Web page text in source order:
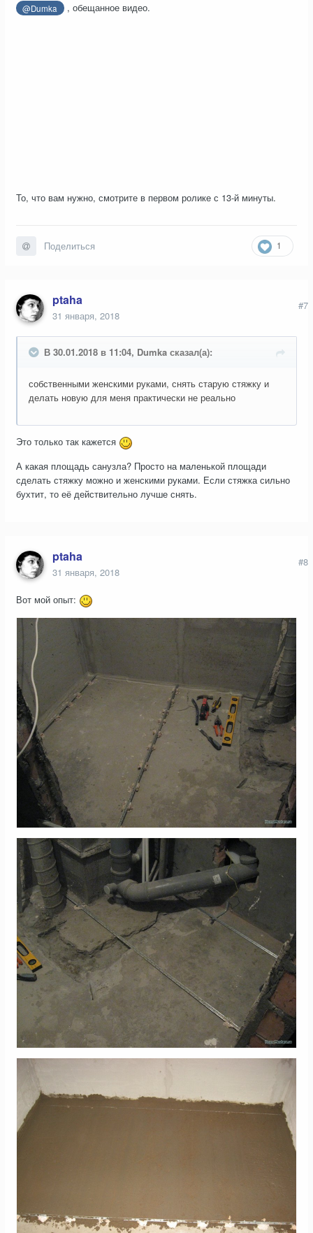
@Dumka , обещанное видео.
То, что вам нужно, смотрите в первом ролике с 13-й минуты.
1
Поделиться
ptaha
31 января, 2018
#7
В 30.01.2018 в 11:04, Dumka сказал(а):
собственными женскими руками, снять старую стяжку и
делать новую для меня практически не реально
Это только так кажется
А какая площадь санузла? Просто на маленькой площади
сделать стяжку можно и женскими руками. Если стяжка сильно
бухтит, то её действительно лучше снять.
ptaha
31 января, 2018
#8
Вот мой опыт: